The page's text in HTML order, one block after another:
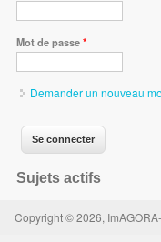
Mot de passe*
Demander un nouveau
Sujets actifs
Copyright © 2026,